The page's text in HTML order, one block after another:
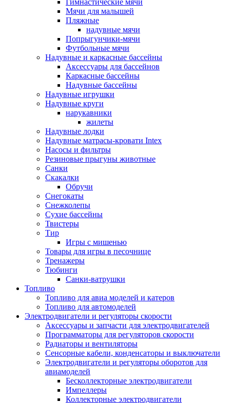
Гимнастические мячи
Мячи для малышей
Пляжные
надувные мячи
Попрыгунчики-мячи
Футбольные мячи
Надувные и каркасные бассейны
Аксессуары для бассейнов
Каркасные бассейны
Надувные бассейны
Надувные игрушки
Надувные круги
нарукавники
жилеты
Надувные лодки
Надувные матрасы-кровати Intex
Насосы и фильтры
Резиновые прыгуны животные
Санки
Скакалки
Обручи
Снегокаты
Снежколепы
Сухие бассейны
Твистеры
Тир
Игры с мишенью
Товары для игры в песочнице
Тренажеры
Тюбинги
Санки-ватрушки
Топливо
Топливо для авиа моделей и катеров
Топливо для автомоделей
Электродвигатели и регуляторы скорости
Аксессуары и запчасти для электродвигателей
Программаторы для регуляторов скорости
Радиаторы и вентиляторы
Сенсорные кабели, конденсаторы и выключатели
Электродвигатели и регуляторы оборотов для
авиамоделей
Бесколлекторные электродвигатели
Импеллеры
Коллекторные электродвигатели